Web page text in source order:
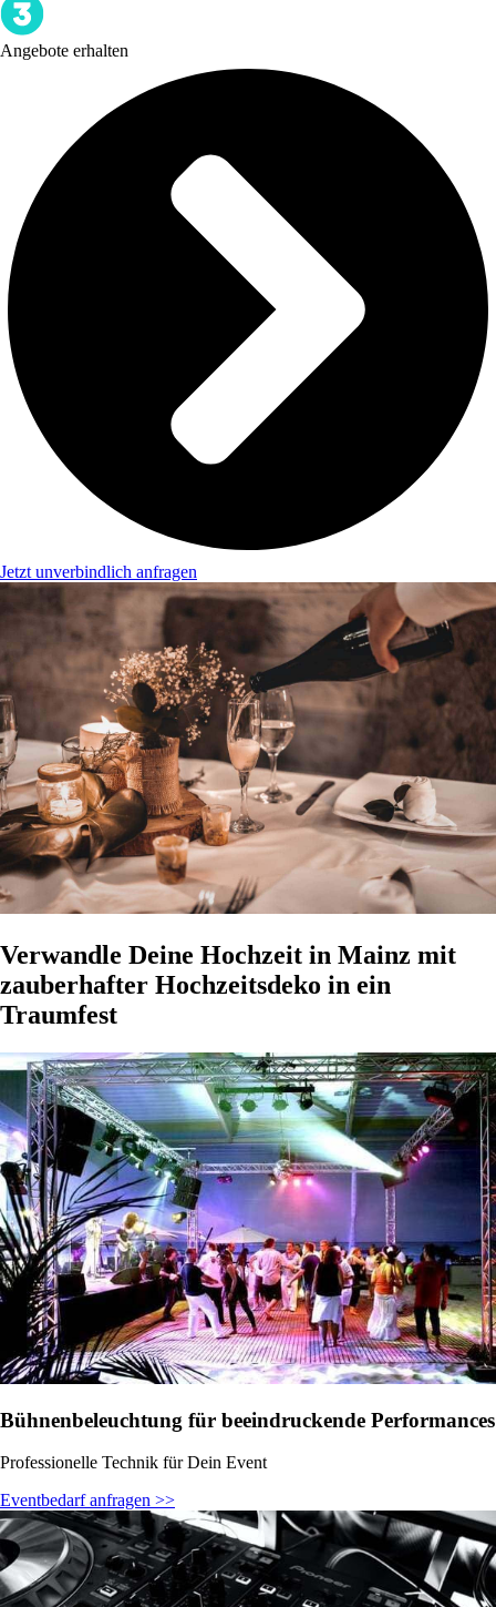
Angebote erhalten
Jetzt unverbindlich anfragen
Verwandle Deine Hochzeit in Mainz mit
zauberhafter Hochzeitsdeko in ein
Traumfest
Bühnenbeleuchtung für beeindruckende Performances
Professionelle Technik für Dein Event
Eventbedarf anfragen >>